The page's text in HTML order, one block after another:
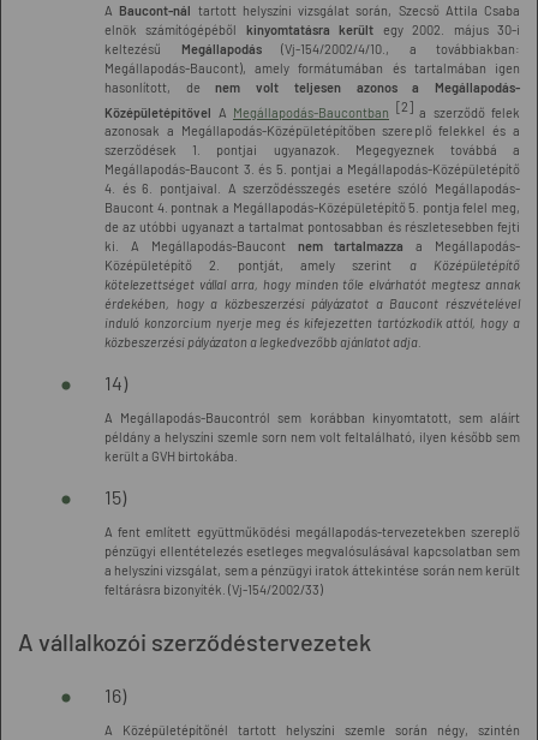
A Baucont-nál tartott helyszíni vizsgálat során, Szecső Attila Csaba
elnök számítógépéből kinyomtatásra került egy 2002. május 30-i
keltezésű
Megállapodás(Vj-154/2002/4/10., a továbbiakban:
Megállapodás-Baucont), amely formátumában és tartalmában igen
hasonlított, denem volt teljesen azonos a Megállapodás-
Középületépítővel A Megállapodás-Baucontban [2]a szerződő felek
azonosak a Megállapodás-Középületépítőben szereplő felekkel és a
szerződések 1. pontjai ugyanazok. Megegyeznek továbbá a
Megállapodás-Baucont 3. és 5. pontjai a Megállapodás-Középületépítő
4. és 6. pontjaival. A szerződésszegés esetére szóló Megállapodás-
Baucont 4. pontnak a Megállapodás-Középületépítő 5. pontja felel meg,
de az utóbbi ugyanazt a tartalmat pontosabban és részletesebben fejti
ki. A Megállapodás-Baucont nem tartalmazza
a Megállapodás-
Középületépítő 2. pontját, amely szerint a Középületépítő
kötelezettséget vállal arra, hogy minden tőle elvárhatót megtesz annak
érdekében, hogy a közbeszerzési pályázatot a Baucont részvételével
induló konzorcium nyerje meg és kifejezetten tartózkodik attól, hogy a
közbeszerzési pályázaton a legkedvezőbb ajánlatot adja.
14)
A Megállapodás-Baucontról sem korábban kinyomtatott, sem aláírt
példány a helyszíni szemle sorn nem volt feltalálható, ilyen később sem
került a GVH birtokába.
15)
A fent említett együttműködési megállapodás-tervezetekben szereplő
pénzügyi ellentételezés esetleges megvalósulásával kapcsolatban sem
a helyszíni vizsgálat, sem a pénzügyi iratok áttekintése során nem került
feltárásra bizonyíték. (Vj-154/2002/33)
A vállalkozói szerződéstervezetek
16)
A Középületépítőnél tartott helyszíni szemle során négy, szintén